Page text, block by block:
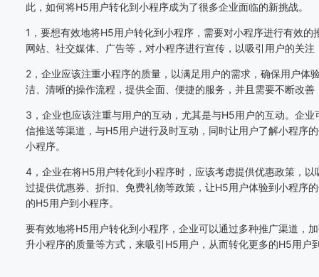
此，如何将H5用户转化到小程序成为了很多企业面临的新挑战。
1，要想有效地将H5用户转化到小程序，需要对小程序进行有效的
网站、社交媒体、广告等，对小程序进行宣传，以吸引用户的关
2，企业应该注重小程序的质量，以满足用户的需求，确保用户体
洁、清晰的操作流程，提供全面、便捷的服务，并且需要不断改
3，企业也应该注重与用户的互动，尤其是与H5用户的互动。企
信推送等渠道，与H5用户进行及时互动，同时让用户了解小程序
小程序。
4，企业在将H5用户转化到小程序时，应该考虑提供优惠政策，
过提供优惠券、折扣、免费礼物等政策，让H5用户体验到小程序
的H5用户到小程序。
要有效地将H5用户转化到小程序，企业可以通过多种推广渠道，
升小程序的质量等方式，来吸引H5用户，从而转化更多的H5用户